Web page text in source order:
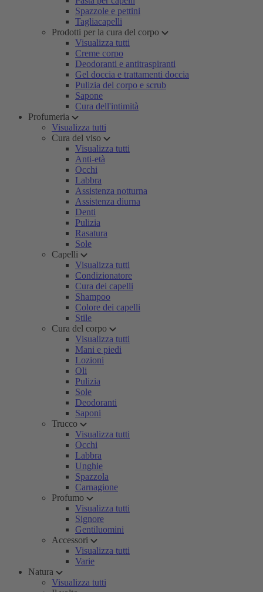
Spazzole e pettini
Tagliacapelli
Prodotti per la cura del corpo
Visualizza tutti
Creme corpo
Deodoranti e antitraspiranti
Gel doccia e trattamenti doccia
Pulizia del corpo e scrub
Sapone
Cura dell'intimità
Profumeria
Visualizza tutti
Cura del viso
Visualizza tutti
Anti-età
Occhi
Labbra
Assistenza notturna
Assistenza diurna
Denti
Pulizia
Rasatura
Sole
Capelli
Visualizza tutti
Condizionatore
Cura dei capelli
Shampoo
Colore dei capelli
Stile
Cura del corpo
Visualizza tutti
Mani e piedi
Lozioni
Oli
Pulizia
Sole
Deodoranti
Saponi
Trucco
Visualizza tutti
Occhi
Labbra
Unghie
Spazzola
Carnagione
Profumo
Visualizza tutti
Signore
Gentiluomini
Accessori
Visualizza tutti
Varie
Natura
Visualizza tutti